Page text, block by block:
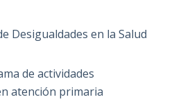
Desigualdades en la Salud
de actividades
atención primaria